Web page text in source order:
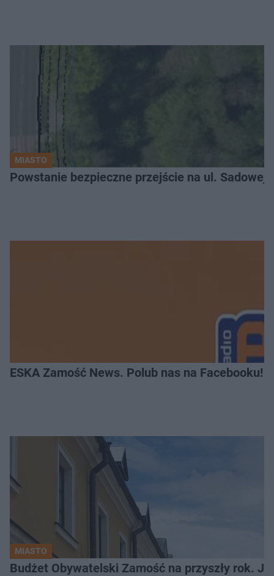
MIASTO
ESKA Zamość News. Polub nas na Facebooku!
MIASTO